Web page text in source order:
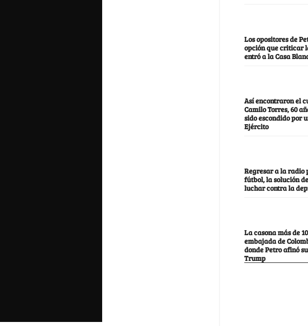
Los opositores de
opción que criticar
entró a la Casa
Así encontraron el
Camilo Torres, 60
sido escondido por
Ejército
Regresar a la radio
fútbol, la solución
luchar contra la
La casona más de
embajada de
donde Petro afinó
Trump